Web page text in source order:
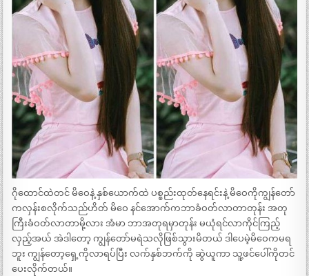
ဂိုထောင်ထဲတင် မိဝေနဲ့ နှစ်ယောက်ထဲ ပစ္စည်းထုတ်နေရင်းနဲ့ မိဝေကိုကျွန်တော်
ကလှန်းစလိုက်သည်ဟိတ် မိဝေ နင်အောက်ကဘာခံဝတ်လာတာတုန်း အတု
ကြီးခံဝတ်လာတာမို့လား အံမာ ဘာအတုရမှာတုန်း မယုံရင်လာကိုင်ကြည့်
လှည့်အယ် အဲဒါတော့ ကျွန်တော်မရဲသလိုဖြစ်သွားမိတယ် ဒါပေမဲ့မိဝေကမရ
ဘူး ကျွန်တော့ရှေ့ကိုလာရပ်ပြီး လက်နှစ်ဘက်ကို ဆွဲယူကာ သူ့ဖင်ပေါ်ကိုတင်
ပေးလိုက်တယ်။